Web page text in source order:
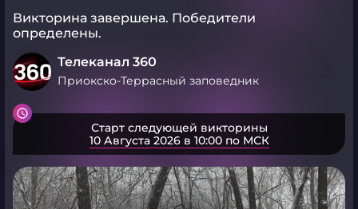
Викторина завершена. Победители
определены.
Телеканал 360
Приокско-Террасный заповедник
Старт следующей викторины
10 Августа 2026 в 10:00 по МСК